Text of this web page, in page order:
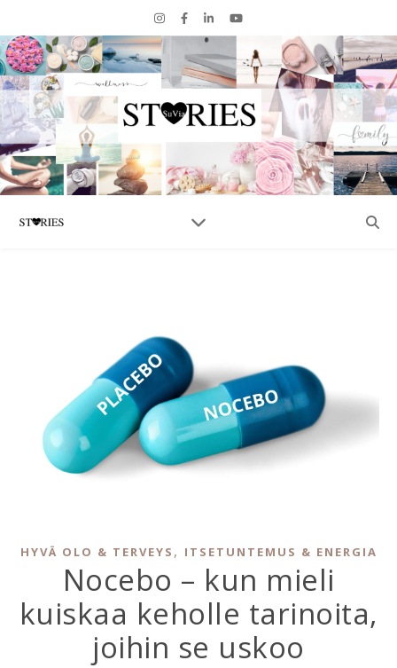
HYVÄ OLO & TERVEYS , ITSETUNTEMUS & ENERGIA
Nocebo – kun mieli
kuiskaa keholle tarinoita,
joihin se uskoo